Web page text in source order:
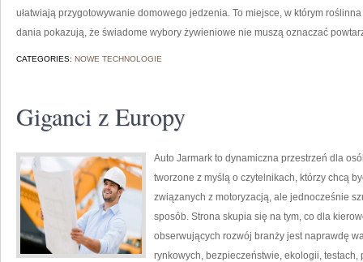
ułatwiają przygotowywanie domowego jedzenia. To miejsce, w którym
dania pokazują, że świadome wybory żywieniowe nie muszą oznaczać
CATEGORIES: NOWE TECHNOLOGIE
Giganci z Europy
Auto Jarmark to dynamiczna przestrzeń dla
tworzone z myślą o czytelnikach, którzy chcą
związanych z motoryzacją, ale jednocześnie
sposób. Strona skupia się na tym, co dla
obserwujących rozwój branży jest naprawdę
rynkowych, bezpieczeństwie, ekologii,